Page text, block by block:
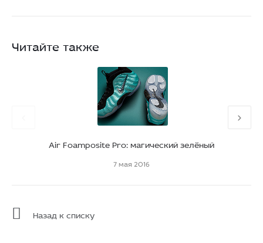
Читайте также
Air Foamposite Pro: магический зелёный
7 мая 2016
Назад к списку